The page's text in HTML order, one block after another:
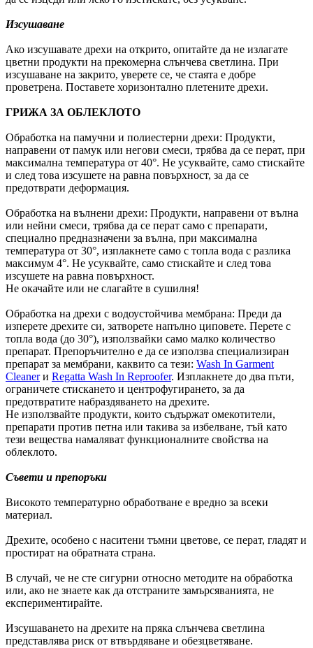
Изсушаване
Ако изсушавате дрехи на открито, опитайте да не излагате
цветни продукти на прекомерна слънчева светлина. При
изсушаване на закрито, уверете се, че стаята е добре
проветрена. Поставете хоризонтално плетените дрехи.
ГРИЖА ЗА ОБЛЕКЛОТО
Обработка на памучни и полиестерни дрехи: Продукти,
направени от памук или негови смеси, трябва да се перат, при
максимална температура от 40°. Не усуквайте, само стискайте
и след това изсушете на равна повърхност, за да се
предотврати деформация.
Обработка на вълнени дрехи: Продукти, направени от вълна
или нейни смеси, трябва да се перат само с препарати,
специално предназначени за вълна, при максимална
температура от 30°, изплакнете само с топла вода с разлика
максимум 4°. Не усуквайте, само стискайте и след това
изсушете на равна повърхност.
Не окачайте или не слагайте в сушилня!
Обработка на дрехи с водоустойчива мембрана: Преди да
изперете дрехите си, затворете напълно циповете. Перете с
топла вода (до 30°), използвайки само малко количество
препарат. Препоръчително е да се използва специализиран
препарат за мембрани, каквито са тези: Wash In Garment
Cleanerи Regatta Wash In Reproofer. Изплакнете до два пъти,
ограничете стискането и центрофугирането, за да
предотвратите набраздяването на дрехите.
Не използвайте продукти, които съдържат омекотители,
препарати против петна или такива за избелване, тъй като
тези вещества намаляват функционалните свойства на
облеклото.
Съвети и препоръки
Високото температурно обработване е вредно за всеки
материал.
Дрехите, особено с наситени тъмни цветове, се перат, гладят и
простират на обратната страна.
В случай, че не сте сигурни относно методите на обработка
или, ако не знаете как да отстраните замърсяванията, не
експериментирайте.
Изсушаването на дрехите на пряка слънчева светлина
представлява риск от втвърдяване и обезцветяване.